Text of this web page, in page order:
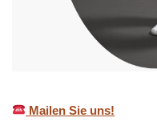
Mailen Sie uns!